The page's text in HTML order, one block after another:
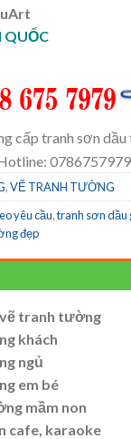
QUỐC
cấp tranh sơn
,VẼ TRANH TƯỜNG
yêu cầu,tranh sơn dầu
đẹp
tranh tường
khách
ngủ
em bé
mầm non
cafe, karaoke